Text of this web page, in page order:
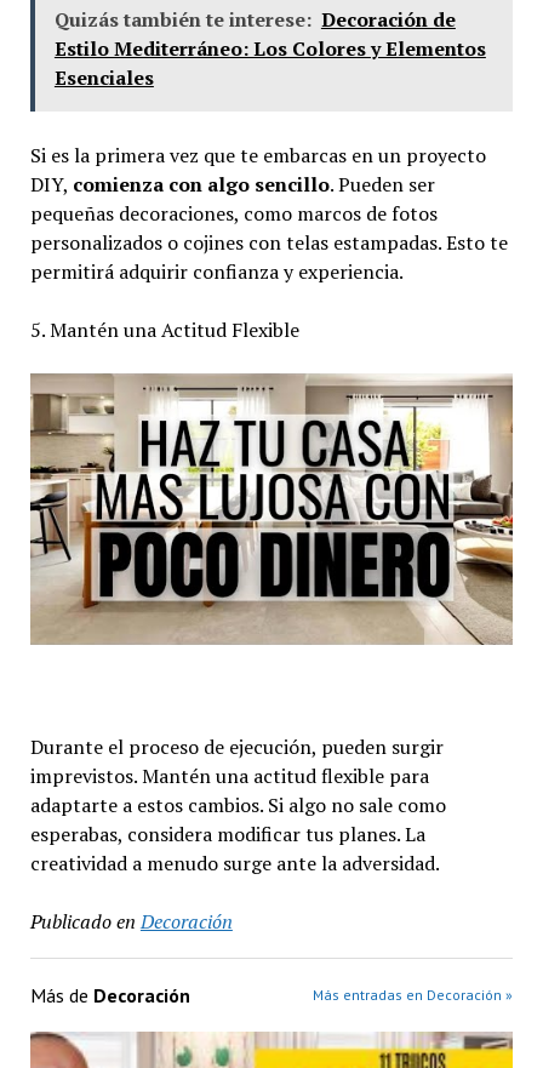
Quizás también te interese: Decoración de
Estilo Mediterráneo: Los Colores y Elementos
Esenciales
Si es la primera vez que te embarcas en un proyecto
DIY, comienza con algo sencillo. Pueden ser
pequeñas decoraciones, como marcos de fotos
personalizados o cojines con telas estampadas. Esto te
permitirá adquirir confianza y experiencia.
5. Mantén una Actitud Flexible
Durante el proceso de ejecución, pueden surgir
imprevistos. Mantén una actitud flexible para
adaptarte a estos cambios. Si algo no sale como
esperabas, considera modificar tus planes. La
creatividad a menudo surge ante la adversidad.
Publicado en Decoración
Más de Decoración Más entradas en Decoración »